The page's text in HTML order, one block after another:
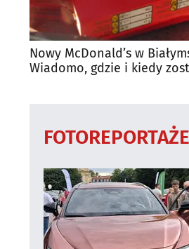
Nowy McDonald’s w
Wiadomo, gdzie i kiedy
FOTOREPORTAŻE
Użycie dokładnych danych
Identyfikowanie urządzeń na
Cele przetwarzania inne niż IAB:
Reklama / śledzenie